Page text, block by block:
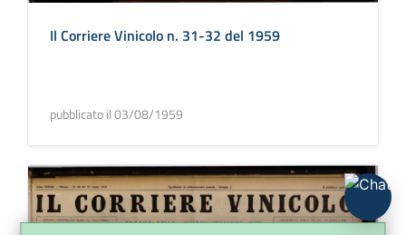
Il Corriere Vinicolo n. 31-32 del 1959
pubblicato il 03/08/1959